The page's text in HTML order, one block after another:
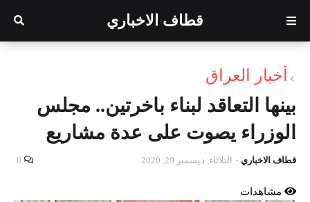
قطاف الاخباري
أخبار العراق
بينها التعاقد لبناء باخرتين.. مجلس
الوزراء يصوت على عدة مشاريع
قطاف الاخباري - الثلاثاء, ديسمبر 29, 2020 0
مشاهدات